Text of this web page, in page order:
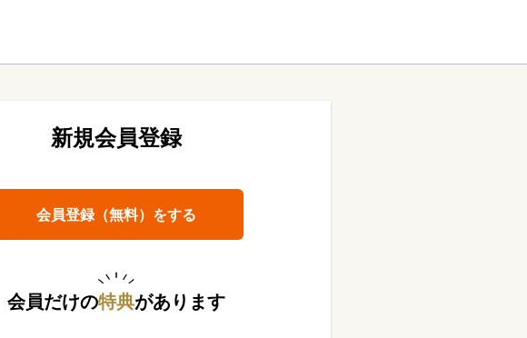
新規会員登録
会員登録（無料）をする
会員だけの特典があります